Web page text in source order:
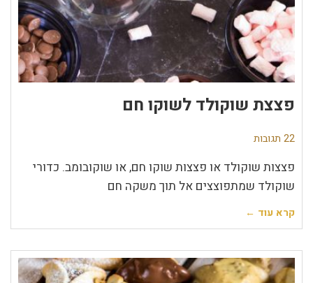
פצצת שוקולד לשוקו חם
22 תגובות
פצצות שוקולד או פצצות שוקו חם, או שוקובומב. כדורי
שוקולד שמתפוצצים אל תוך משקה חם
קרא עוד ←